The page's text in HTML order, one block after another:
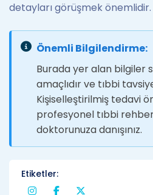
detayları görüşmek önemlidir.
Önemli Bilgilendirme:
Burada yer alan bilgiler
amaçlıdır ve tıbbi
Kişiselleştirilmiş tedavi
profesyonel tıbbi
doktorunuza danışınız.
Etiketler: